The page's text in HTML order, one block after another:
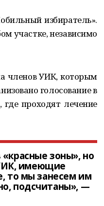
избиратель».
участке, независимо
членов УИК, которым
голосование в
проходят лечение
зоны», но
УИК, имеющие
то мы занесем им
подсчитаны», —